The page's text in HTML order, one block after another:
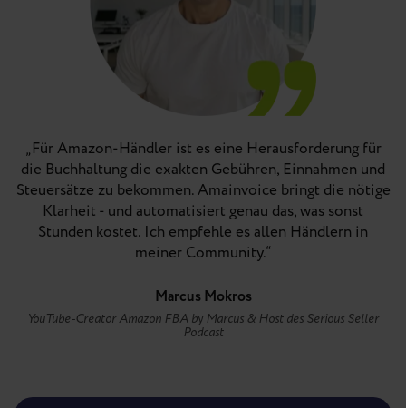
„Für Amazon-Händler ist es eine Herausforderung für
die Buchhaltung die exakten Gebühren, Einnahmen und
Steuersätze zu bekommen. Amainvoice bringt die nötige
Klarheit - und automatisiert genau das, was sonst
Stunden kostet. Ich empfehle es allen Händlern in
meiner Community.“
Marcus Mokros
YouTube-Creator Amazon FBA by Marcus & Host des Serious Seller
Podcast